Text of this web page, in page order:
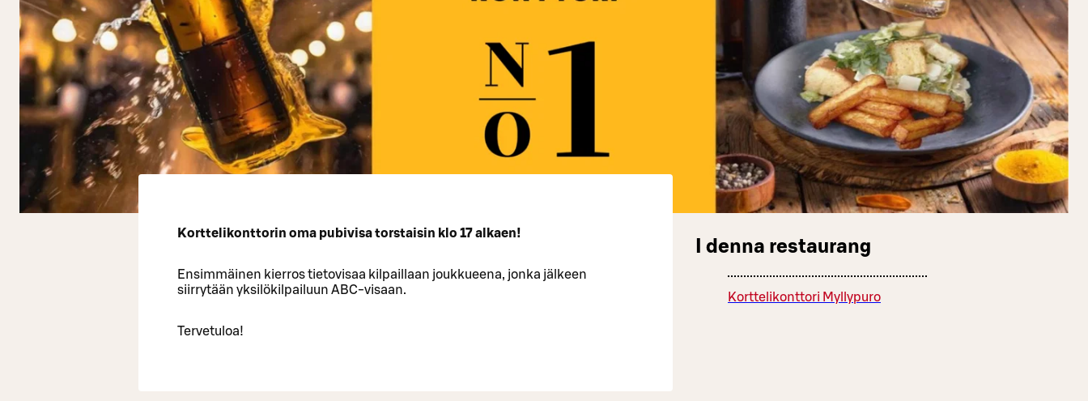
Korttelikonttorin oma pubivisa torstaisin klo 17 alkaen!
Ensimmäinen kierros tietovisaa kilpaillaan joukkueena, jonka jälkeen
siirrytään yksilökilpailuun ABC-visaan.
Tervetuloa!
I denna restaurang
Korttelikonttori Myllypuro